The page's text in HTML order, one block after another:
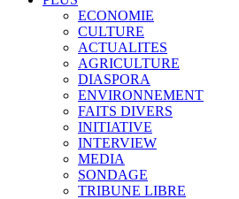
ECONOMIE
CULTURE
ACTUALITES
AGRICULTURE
DIASPORA
ENVIRONNEMENT
FAITS DIVERS
INITIATIVE
INTERVIEW
MEDIA
SONDAGE
TRIBUNE LIBRE